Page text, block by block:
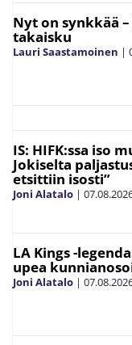
Nyt on synkkää
takaisku
Lauri Saastamoinen |
IS: HIFK:ssa iso
Jokiselta
etsittiin isosti”
Joni Alatalo |
LA Kings -
upea
Joni Alatalo |